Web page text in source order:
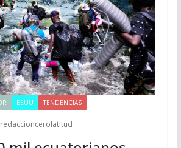
EEUU TENDENCIAS
redaccioncerolatitud